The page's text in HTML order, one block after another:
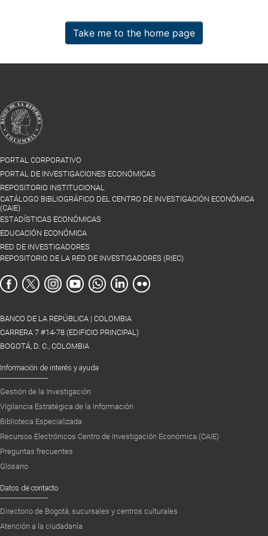
Take me to the home page
PORTAL CORPORATIVO
PORTAL DE INVESTIGACIONES ECONÓMICAS
REPOSITORIO INSTITUCIONAL
CATÁLOGO BIBLIOGRÁFICO DEL CENTRO DE INVESTIGACIÓN ECONÓMICA
(CAIE)
ESTADÍSTICAS ECONÓMICAS
EDUCACIÓN ECONÓMICA
RED DE INVESTIGADORES
REPOSITORIO DE LA RED DE INVESTIGADORES (RIEC)
BANCO DE LA REPÚBLICA | COLOMBIA
CARRERA 7 #14-78 (EDIFICIO PRINCIPAL)
BOGOTÁ, D. C., COLOMBIA
Información de interés y ayuda
Gestión de la Investigación
Vigilancia Estratégica de la Información
Biblioteca Especializada
Recursos Electrónicos Centro de Investigación Económica (CAIE)
Preguntas frecuentes
Glosario
Datos de contacto
Directorio de Bogotá, sucursales y centros culturales
Atención a la ciudadanía